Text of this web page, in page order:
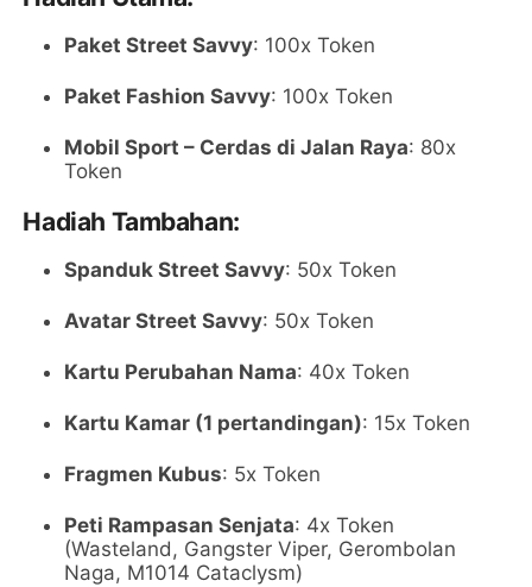
Paket Street Savvy: 100x Token
Paket Fashion Savvy: 100x Token
Mobil Sport – Cerdas di Jalan Raya: 80x
Token
Hadiah Tambahan:
Spanduk Street Savvy: 50x Token
Avatar Street Savvy: 50x Token
Kartu Perubahan Nama: 40x Token
Kartu Kamar (1 pertandingan): 15x Token
Fragmen Kubus: 5x Token
Peti Rampasan Senjata: 4x Token
(Wasteland, Gangster Viper, Gerombolan
Naga, M1014 Cataclysm)